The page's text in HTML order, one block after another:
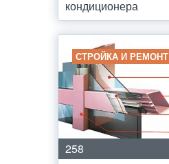
кондиционера
СТРОЙКА И РЕМОНТ
258